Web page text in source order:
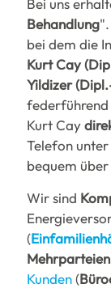
Bei uns
Behandlung
bei dem die
Kurt Cay
Yildizer
federführend
Kurt Cay
Telefon unter
bequem
Wir sind
(
Kunden(